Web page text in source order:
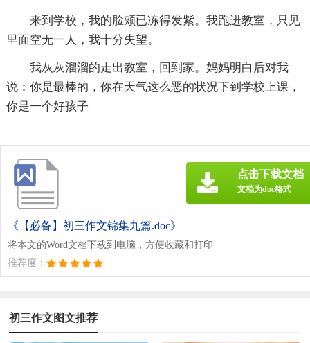
来到学校，我的脸颊已冻得发紫。我跑进教室，只见
里面空无一人，我十分失望。
我灰灰溜溜的走出教室，回到家。妈妈明白后对我
说：你是最棒的，你在天气这么恶的状况下到学校上课，
你是一个好孩子
《【必备】初三作文锦集九篇.doc》
将本文的Word文档下载到电脑，方便收藏和打印
推荐度：
点击下载文档
文档为doc格式
初三作文图文推荐